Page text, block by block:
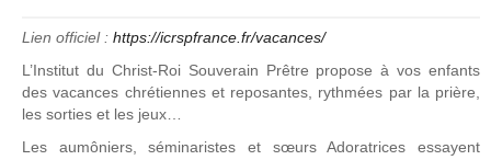
Lien officiel : https://icrspfrance.fr/vacances/
L’Institut du Christ-Roi Souverain Prêtre propose à vos enfants
des vacances chrétiennes et reposantes, rythmées par la prière,
les sorties et les jeux…
Les aumôniers, séminaristes et sœurs Adoratrices essayent